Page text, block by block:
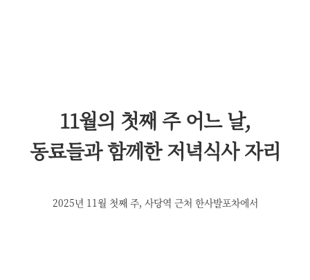
11월의 첫째 주 어느 날,
동료들과 함께한 저녁식사 자리
2025년 11월 첫째 주, 사당역 근처 한사발포차에서